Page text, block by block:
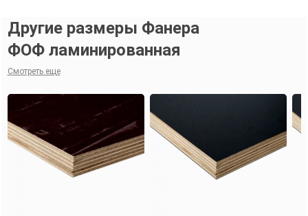
Другие размеры Фанера
ФОФ ламинированная
Смотреть еще